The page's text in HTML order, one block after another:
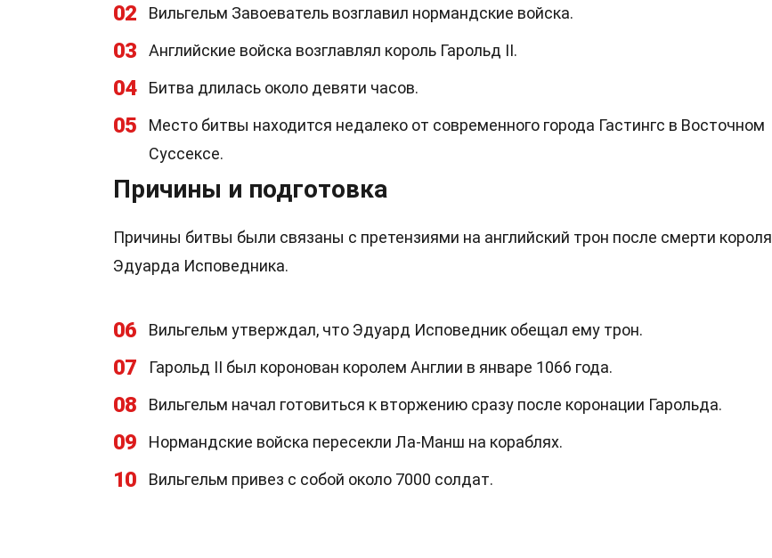
02 Вильгельм Завоеватель возглавил нормандские войска.
03 Английские войска возглавлял король Гарольд II.
04 Битва длилась около девяти часов.
05
Место битвы находится недалеко от современного города Гастингс в Восточном
Суссексе.
Причины и подготовка
Причины битвы были связаны с претензиями на английский трон после смерти короля
Эдуарда Исповедника.
06 Вильгельм утверждал, что Эдуард Исповедник обещал ему трон.
07 Гарольд II был коронован королем Англии в январе 1066 года.
08 Вильгельм начал готовиться к вторжению сразу после коронации Гарольда.
09 Нормандские войска пересекли Ла-Манш на кораблях.
10 Вильгельм привез с собой около 7000 солдат.